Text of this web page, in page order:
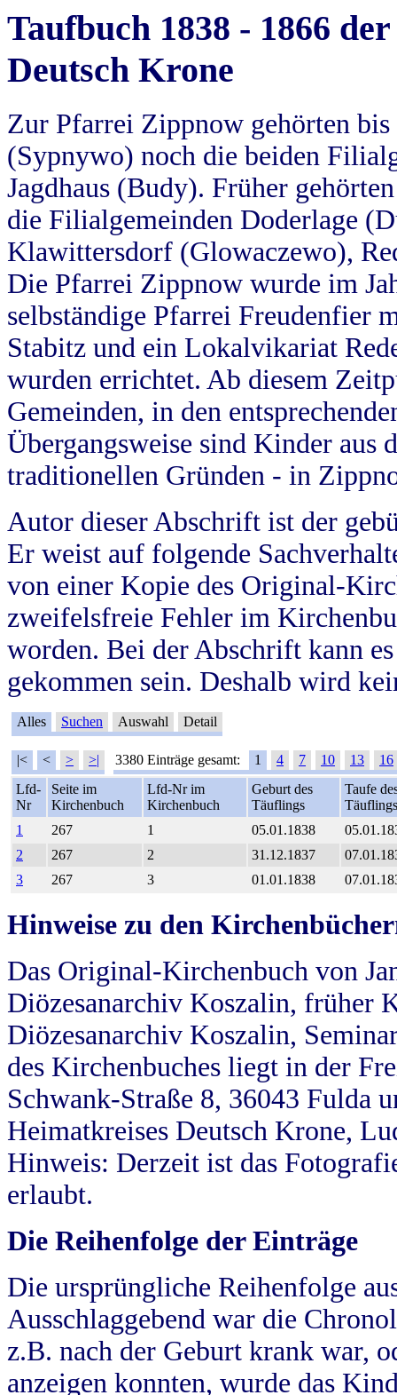
Taufbuch 1838 - 1866
Deutsch Krone
Zur Pfarrei Zippnow gehörten
(Sypnywo) noch die beiden
Jagdhaus (Budy). Früher
die Filialgemeinden Doderlage
Klawittersdorf (Glowaczewo),
Die Pfarrei Zippnow wurde im
selbständige Pfarrei Freudenfier
Stabitz und ein Lokalvikariat
wurden errichtet. Ab diesem
Gemeinden, in den
Übergangsweise sind Kinder aus
traditionellen Gründen - in
Autor dieser Abschrift ist der
Er weist auf folgende
von einer Kopie des Original-
zweifelsfreie Fehler im
worden. Bei der Abschrift kann
gekommen sein. Deshalb wird
Alles Suchen Auswahl Detail
|< < > >| 3380 Einträge gesamt: 1 4 7 10 13
16
Lfd-
Nr
Seite im
Kirchenbuch
Lfd-Nr im
Kirchenbuch
Geburt des
Täuflings
Taufe
Täuflings
1
267 1 05.01.1838
2
267 2 31.12.1837
3
267 3 01.01.1838
Hinweise zu den
Das Original-Kirchenbuch von
Diözesanarchiv Koszalin, früher
Diözesanarchiv Koszalin,
des Kirchenbuches liegt in der
Schwank-Straße 8, 36043 Fulda
Heimatkreises Deutsch Krone,
Hinweis: Derzeit ist das
erlaubt.
Die Reihenfolge der Einträge
Die ursprüngliche Reihenfolge
Ausschlaggebend war die
z.B. nach der Geburt krank war,
anzeigen konnten, wurde das